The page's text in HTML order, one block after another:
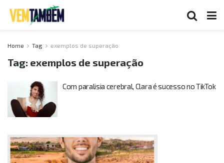
Home Tag exemplos de superação
Tag: exemplos de superação
Com paralisia cerebral, Clara é sucesso no TikTok